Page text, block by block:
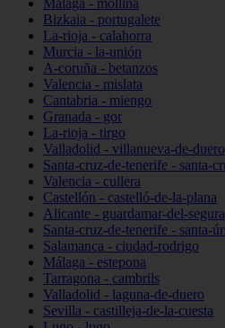
Málaga - mollina
Bizkaia - portugalete
La-rioja - calahorra
Murcia - la-unión
A-coruña - betanzos
Valencia - mislata
Cantabria - miengo
Granada - gor
La-rioja - tirgo
Valladolid - villanueva-de-duero
Santa-cruz-de-tenerife - santa-
Valencia - cullera
Castellón - castelló-de-la-plana
Alicante - guardamar-del-segura
Santa-cruz-de-tenerife - santa-
Salamanca - ciudad-rodrigo
Málaga - estepona
Tarragona - cambrils
Valladolid - laguna-de-duero
Sevilla - castilleja-de-la-cuesta